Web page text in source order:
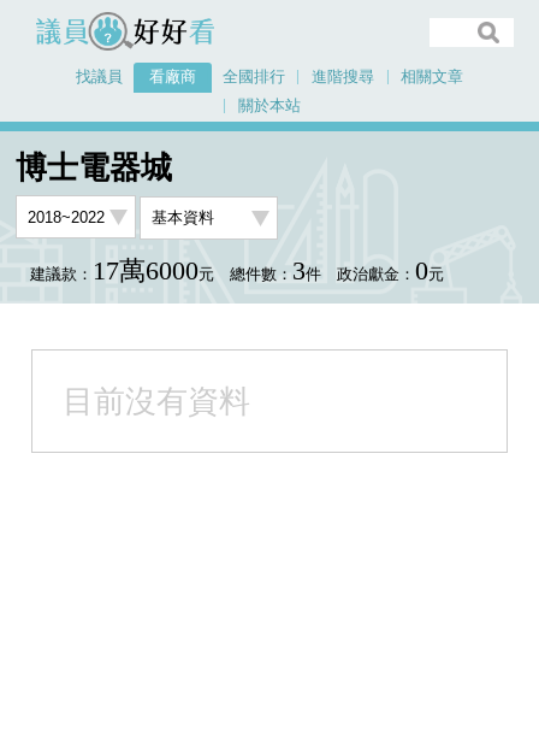
議員好好看
找議員 看廠商 全國排行 進階搜尋
相關文章
關於本站
博士電器城
建議款： 17萬6000元 總件數： 3件 政治獻金： 0元
目前沒有資料